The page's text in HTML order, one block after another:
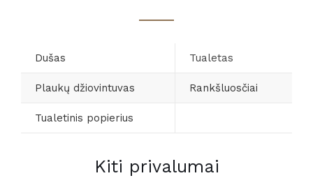
Dušas Tualetas
Plaukų džiovintuvas Rankšluosčiai
Tualetinis popierius
Kiti privalumai